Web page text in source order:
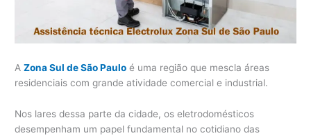
AZona Sul de São Paulo é uma região que mescla áreas
residenciais com grande atividade comercial e industrial.
Nos lares dessa parte da cidade, os eletrodomésticos
desempenham um papel fundamental no cotidiano das